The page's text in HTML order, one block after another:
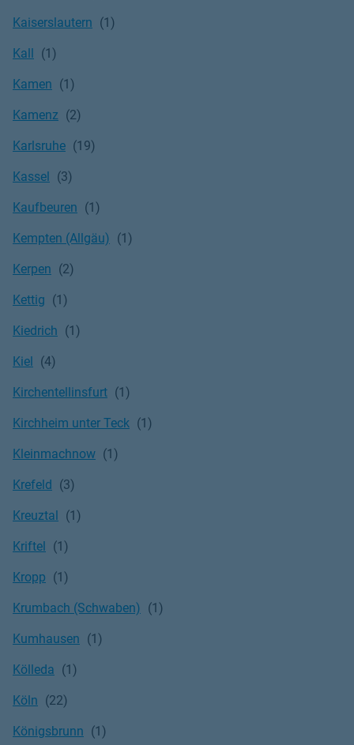
Kaiserslautern
Kall
Kamen
Kamenz
Karlsruhe
Kassel
Kaufbeuren
Kempten (Allgäu)
Kerpen
Kettig
Kiedrich
Kiel
Kirchentellinsfurt
Kirchheim unter Teck
Kleinmachnow
Krefeld
Kreuztal
Kriftel
Kropp
Krumbach (Schwaben)
Kumhausen
Kölleda
Köln
Königsbrunn